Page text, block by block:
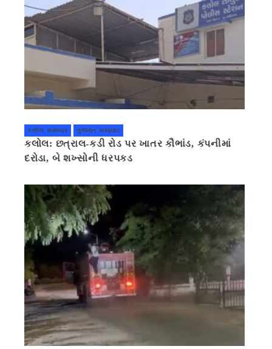
કલોલ સમાચાર ગુજરાત સમાચાર
કલોલ: છત્રાલ-કડી રોડ પર ખાતર કૌભાંડ, કંપનીમાં
દરોડા, બે શખ્સોની ધરપકડ